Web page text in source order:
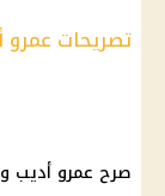
تصريحات عمرو
صرح عمرو أديب